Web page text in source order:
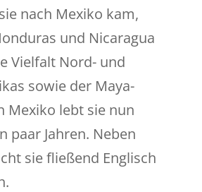
nach Mexiko kam,
und Nicaragua
Vielfalt Nord- und
sowie der Maya-
Mexiko lebt sie nun
paar Jahren. Neben
sie fließend Englisch